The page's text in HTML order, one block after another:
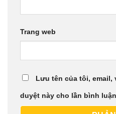
Trang web
Lưu tên của tôi, email,
duyệt này cho lần bình